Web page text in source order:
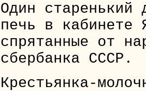
Один старенький
печь в кабинете
спрятанные от
сбербанка СССР.
Крестьянка-